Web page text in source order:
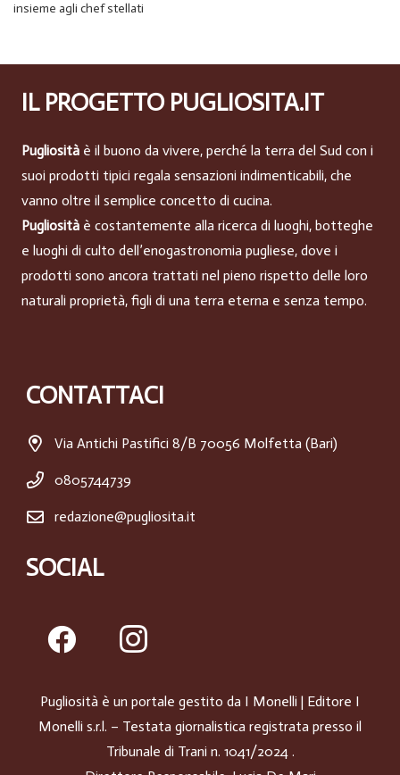
insieme agli chef stellati
IL PROGETTO PUGLIOSITA.IT
Pugliosità è il buono da vivere, perché la terra del Sud con i
suoi prodotti tipici regala sensazioni indimenticabili, che
vanno oltre il semplice concetto di cucina.
Pugliosità è costantemente alla ricerca di luoghi, botteghe
e luoghi di culto dell’enogastronomia pugliese, dove i
prodotti sono ancora trattati nel pieno rispetto delle loro
naturali proprietà, figli di una terra eterna e senza tempo.
CONTATTACI
Via Antichi Pastifici 8/B 70056 Molfetta (Bari)
0805744739
redazione@pugliosita.it
SOCIAL
Pugliosità è un portale gestito da I Monelli | Editore I
Monelli s.r.l. – Testata giornalistica registrata presso il
Tribunale di Trani n. 1041/2024 .